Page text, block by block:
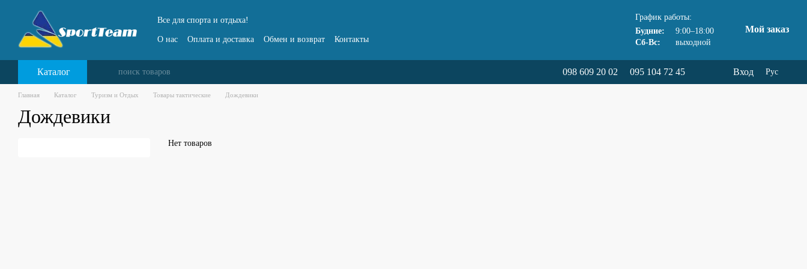
Перейти к основному контенту
Все для спорта и отдыха!
О нас Оплата и доставка Обмен и возврат Контакты
График работы:
Будние:
9:00–18:00
Сб-Вс:
выходной
Мой заказ
Каталог 098 609 20 02 095 104 72 45 Вход Рус
Главная Каталог Туризм и Отдых Товары тактические Дождевики
Дождевики
Нет товаров